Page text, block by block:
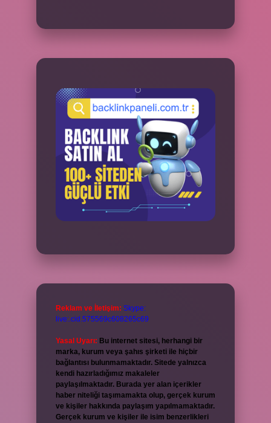
Reklam ve İletişim: Skype:
live:.cid.575569c608265c69
Yasal Uyarı: Bu internet sitesi, herhangi bir
marka, kurum veya şahıs şirketi ile hiçbir
bağlantısı bulunmamaktadır. Sitede yalnızca
kendi hazırladığımız makaleler
paylaşılmaktadır. Burada yer alan içerikler
haber niteliği taşımamakta olup, gerçek kurum
ve kişiler hakkında paylaşım yapılmamaktadır.
Gerçek kurum ve kişiler ile isim benzerlikleri